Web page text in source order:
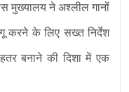
मुख्यालय ने अश्लील गानों
करने के लिए सख्त निर्देश
बनाने की दिशा में एक